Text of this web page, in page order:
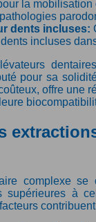
la mobilisation
dents incluses:
incluses
pour sa
offre une
complexe se
supérieures à